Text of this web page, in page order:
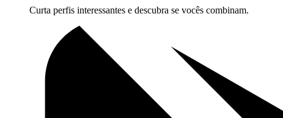
Curta perfis interessantes e descubra se vocês combinam.